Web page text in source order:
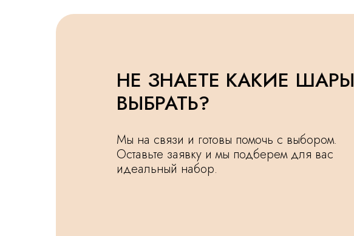
НЕ ЗНАЕТЕ КАКИЕ ШАРЫ
ВЫБРАТЬ?
Мы на связи и готовы помочь с выбором.
Оставьте заявку и мы подберем для вас
идеальный набор.